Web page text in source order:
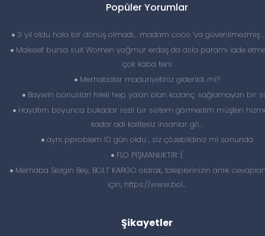
Popüler Yorumlar
3 yıl oldu hala bir dönüş olmadı… madam coco ‘ya güvenilmezmiş
Malesef bursa suit Women yağmur erdaş da asla paramı iade
çok kaba ters
Merhabalar maduriyetiniz giderildi mi?
Baywin bonuslari hileli hep yalan olan kazanç sağlamayan bir
Hayatım boyunca bukadar rezil bir sistem görmedim müşteri
kadar adi kalitesiz insanlar gö...
aynı pproblem 10 gün oldu , siz çözebildiniz mi sonunda
FLO PİŞMANLIKTIR :(
Merhaba Sezgin Bey, BOLT KARGO olarak, taleplerinizin anlık
için; https://www.bol...
Şikayetler